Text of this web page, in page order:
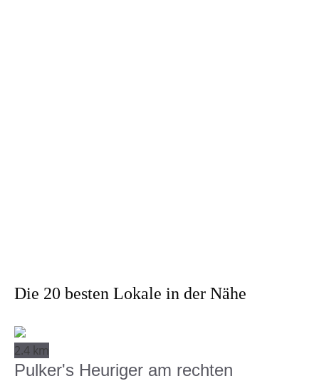
Die 20 besten Lokale in der Nähe
2.4 km
Pulker's Heuriger am rechten